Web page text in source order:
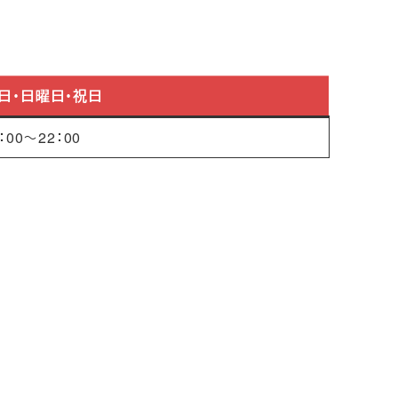
・日曜日・祝日
00～22：00